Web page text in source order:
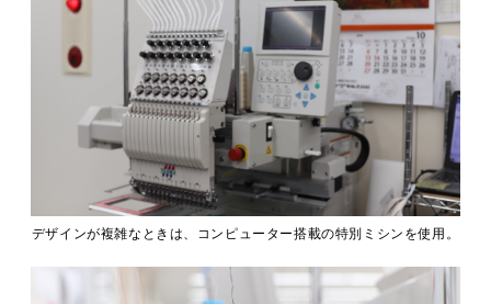
デザインが複雑なときは、コンピューター搭載の特別ミシンを使用。